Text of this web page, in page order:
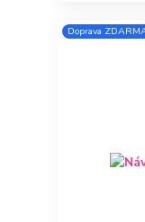
Doprava